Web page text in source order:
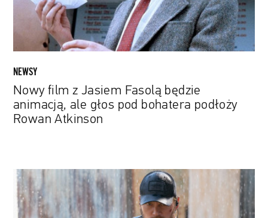
bohatera
podłoży
Atkinson
NEWSY
Nowy film z Jasiem Fasolą będzie
animacją, ale głos pod bohatera podłoży
Rowan Atkinson
Chris
Pratt
zagra